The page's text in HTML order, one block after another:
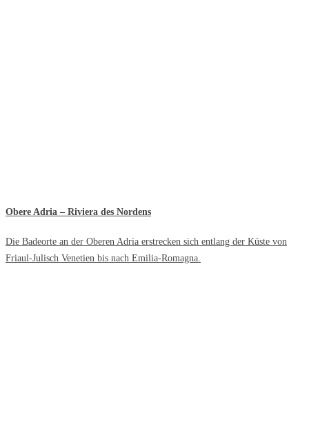
Obere Adria – Riviera des Nordens
Die Badeorte an der Oberen Adria erstrecken sich entlang der Küste von
Friaul-Julisch Venetien bis nach Emilia-Romagna.